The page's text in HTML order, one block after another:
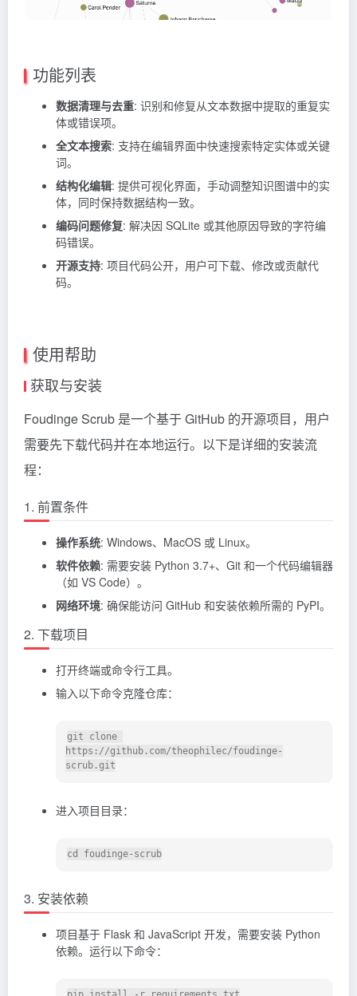
功能列表
数据清理与去重: 识别和修复从文本数据中提取的重复实
体或错误项。
全文本搜索: 支持在编辑界面中快速搜索特定实体或关键
词。
结构化编辑: 提供可视化界面，手动调整知识图谱中的实
体，同时保持数据结构一致。
编码问题修复: 解决因 SQLite 或其他原因导致的字符编
码错误。
开源支持: 项目代码公开，用户可下载、修改或贡献代
码。
使用帮助
获取与安装
Foudinge Scrub 是一个基于 GitHub 的开源项目，用户
需要先下载代码并在本地运行。以下是详细的安装流
程：
1. 前置条件
操作系统: Windows、MacOS 或 Linux。
软件依赖: 需要安装 Python 3.7+、Git 和一个代码编辑器
（如 VS Code）。
网络环境: 确保能访问 GitHub 和安装依赖所需的 PyPI。
2. 下载项目
打开终端或命令行工具。
输入以下命令克隆仓库：
git clone
https://github.com/theophilec/foudinge-
scrub.git
进入项目目录：
3. 安装依赖
项目基于 Flask 和 JavaScript 开发，需要安装 Python
依赖。运行以下命令：